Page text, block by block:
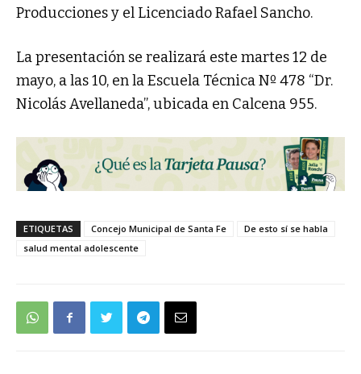
Producciones y el Licenciado Rafael Sancho.
La presentación se realizará este martes 12 de
mayo, a las 10, en la Escuela Técnica Nº 478 “Dr.
Nicolás Avellaneda”, ubicada en Calcena 955.
ETIQUETAS Concejo Municipal de Santa Fe
De esto sí se habla
salud mental adolescente